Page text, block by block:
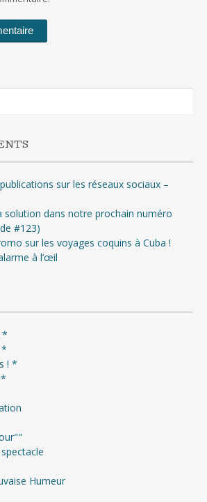
sur les réseaux sociaux –
solution dans notre prochain numéro
#123)
sur les voyages coquins à Cuba !
à l’œil
*
*
! *
Humeur